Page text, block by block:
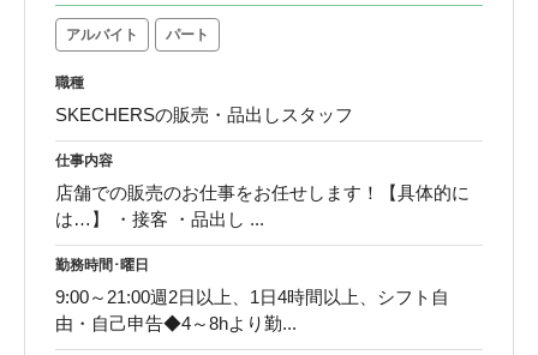
アルバイト パート
職種
SKECHERSの販売・品出しスタッフ
仕事内容
店舗での販売のお仕事をお任せします！【具体的に
は…】 ・接客 ・品出し ...
勤務時間･曜日
9:00～21:00週2日以上、1日4時間以上、シフト自
由・自己申告◆4～8hより勤...